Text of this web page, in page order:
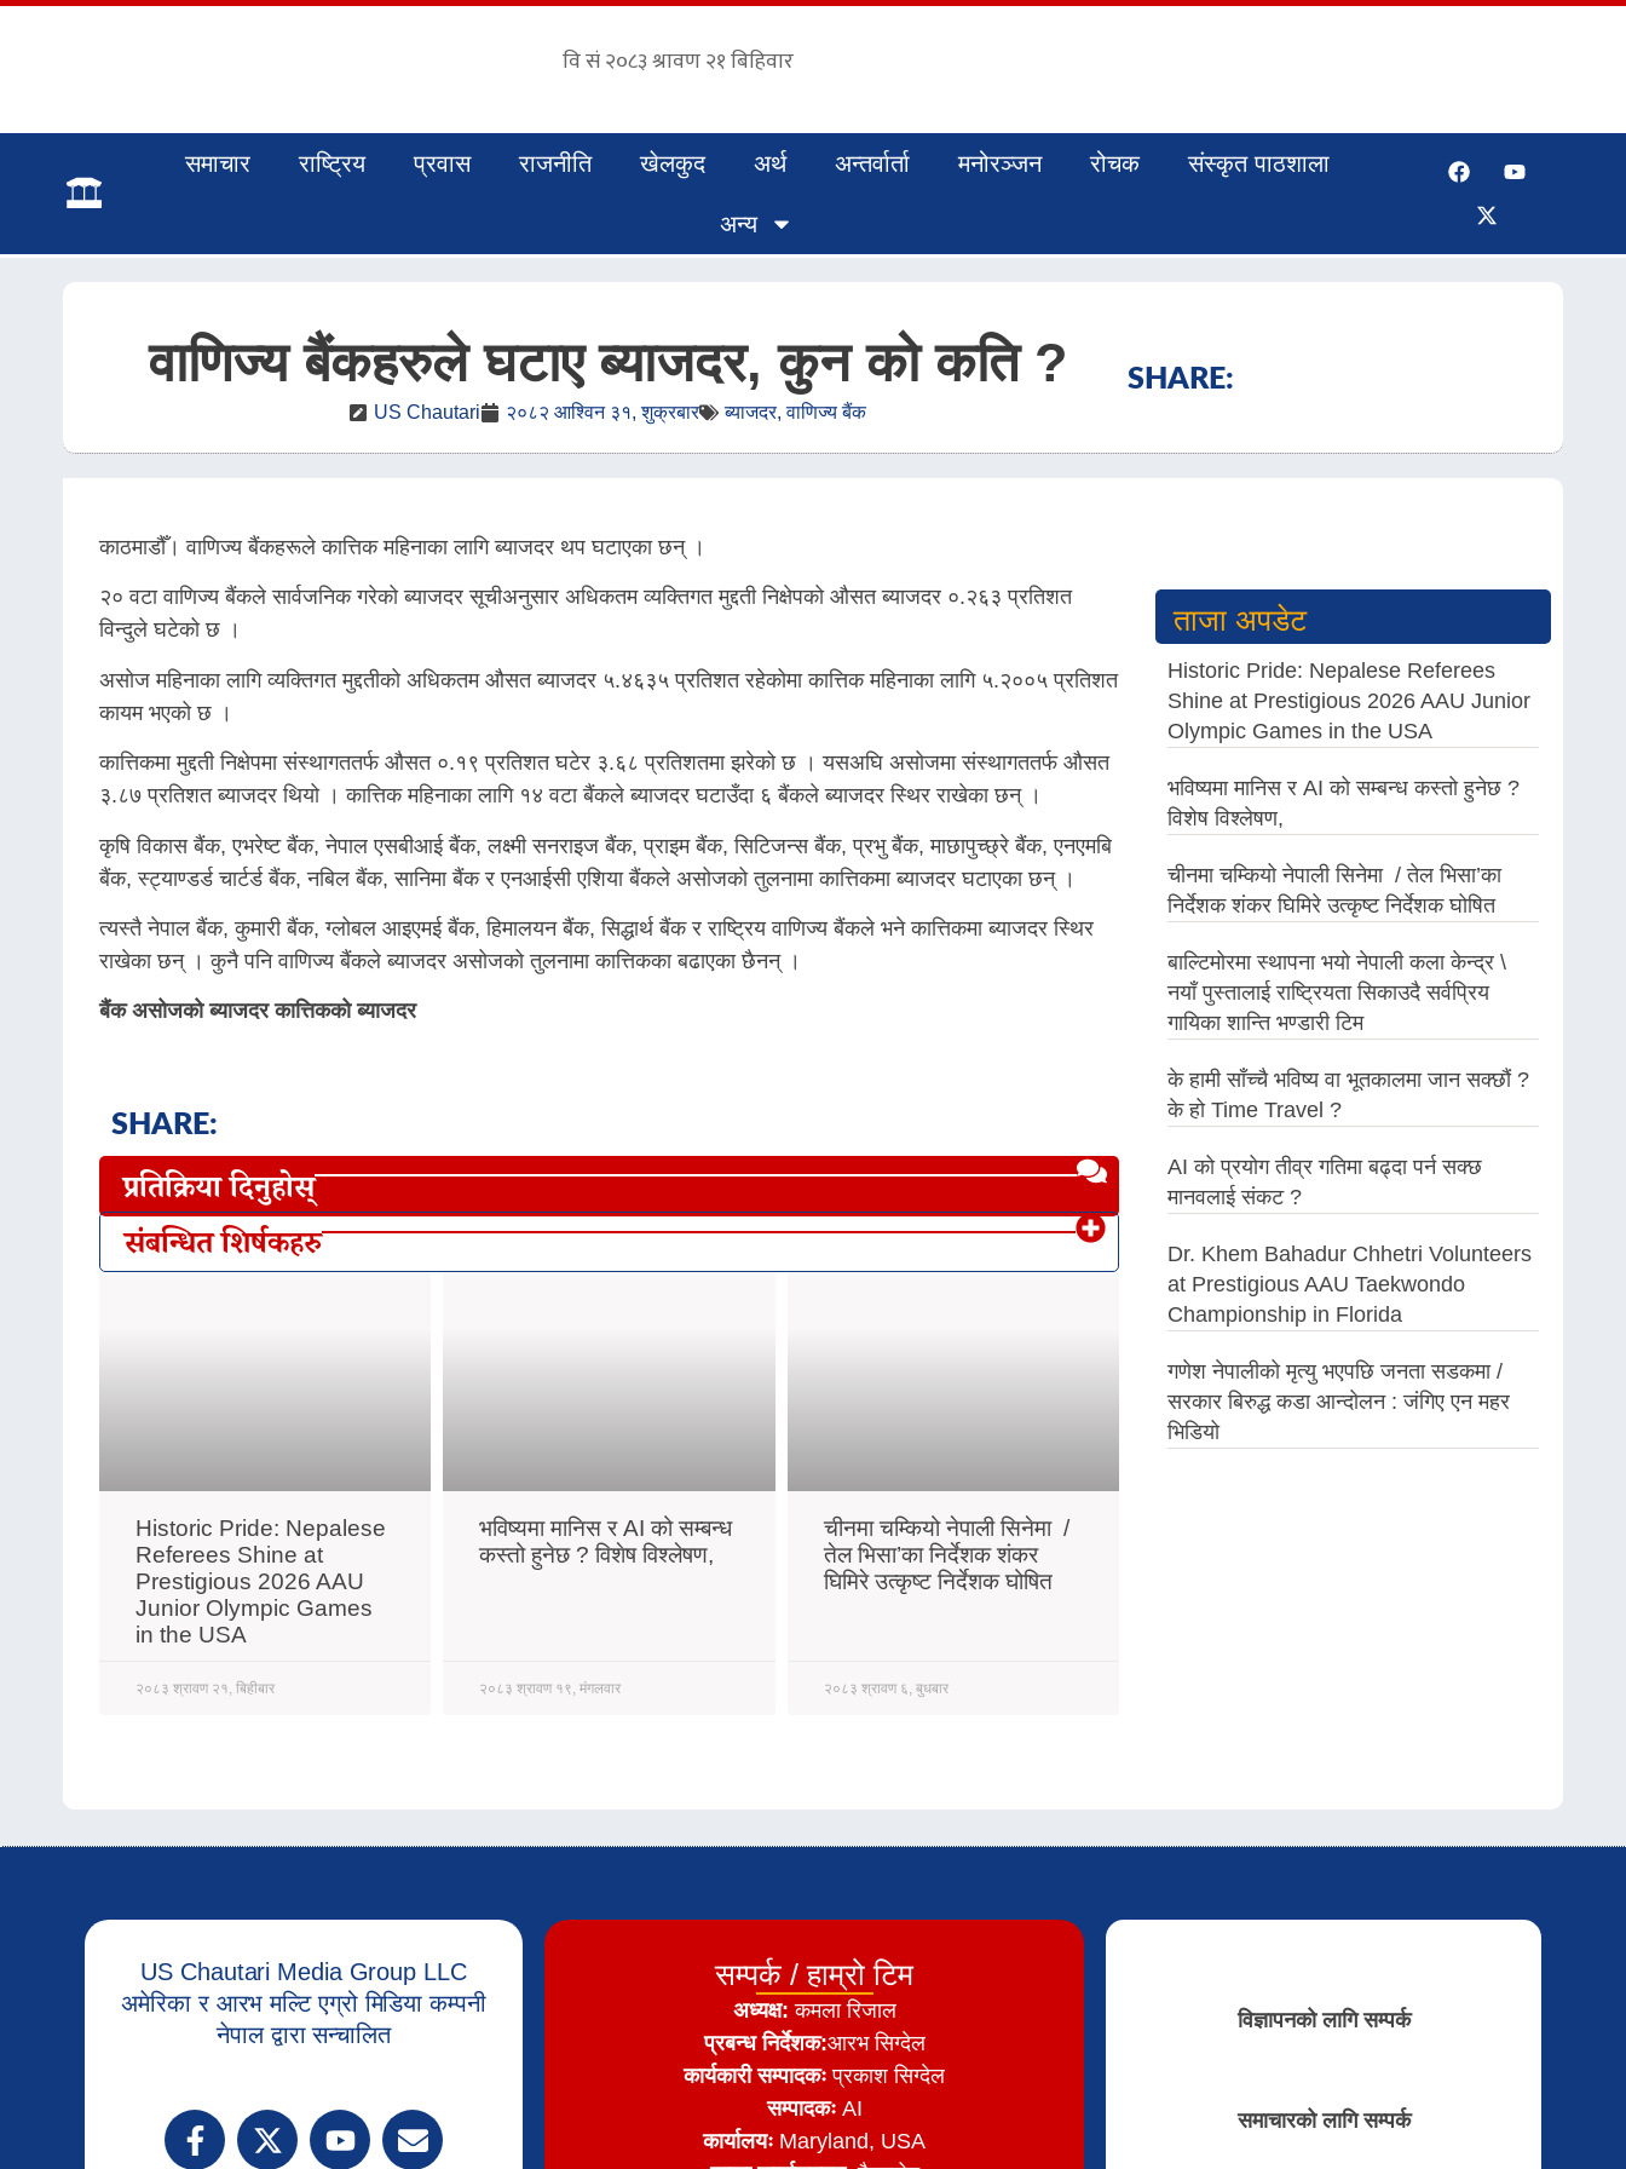
समाचार राष्ट्रिय प्रवास राजनीति खेलकुद अर्थ अन्तर्वार्ता मनोरञ्जन रोचक संस्कृत पाठशाला
अन्य
वाणिज्य बैंकहरुले घटाए ब्याजदर, कुन को कति ?
US Chautari २०८२ आश्विन ३१, शुक्रबार ब्याजदर,वाणिज्य बैंक
SHARE:
काठमाडौँ। वाणिज्य बैंकहरूले कात्तिक महिनाका लागि ब्याजदर थप घटाएका छन् ।
२० वटा वाणिज्य बैंकले सार्वजनिक गरेको ब्याजदर सूचीअनुसार अधिकतम व्यक्तिगत मुद्दती निक्षेपको औसत ब्याजदर ०.२६३ प्रतिशत
विन्दुले घटेको छ ।
असोज महिनाका लागि व्यक्तिगत मुद्दतीको अधिकतम औसत ब्याजदर ५.४६३५ प्रतिशत रहेकोमा कात्तिक महिनाका लागि ५.२००५ प्रतिशत
कायम भएको छ ।
कात्तिकमा मुद्दती निक्षेपमा संस्थागततर्फ औसत ०.१९ प्रतिशत घटेर ३.६८ प्रतिशतमा झरेको छ । यसअघि असोजमा संस्थागततर्फ औसत
३.८७ प्रतिशत ब्याजदर थियो । कात्तिक महिनाका लागि १४ वटा बैंकले ब्याजदर घटाउँदा ६ बैंकले ब्याजदर स्थिर राखेका छन् ।
कृषि विकास बैंक, एभरेष्ट बैंक, नेपाल एसबीआई बैंक, लक्ष्मी सनराइज बैंक, प्राइम बैंक, सिटिजन्स बैंक, प्रभु बैंक, माछापुच्छ्रे बैंक, एनएमबि
बैंक, स्ट्याण्डर्ड चार्टर्ड बैंक, नबिल बैंक, सानिमा बैंक र एनआईसी एशिया बैंकले असोजको तुलनामा कात्तिकमा ब्याजदर घटाएका छन् ।
त्यस्तै नेपाल बैंक, कुमारी बैंक, ग्लोबल आइएमई बैंक, हिमालयन बैंक, सिद्धार्थ बैंक र राष्ट्रिय वाणिज्य बैंकले भने कात्तिकमा ब्याजदर स्थिर
राखेका छन् । कुनै पनि वाणिज्य बैंकले ब्याजदर असोजको तुलनामा कात्तिकका बढाएका छैनन् ।
बैंक असोजको ब्याजदर कात्तिकको ब्याजदर
SHARE:
प्रतिक्रिया दिनुहोस्
संबन्धित शिर्षकहरु
Historic Pride: Nepalese
Referees Shine at
Prestigious 2026 AAU
Junior Olympic Games
in the USA
२०८३ श्रावण २१, बिहीबार
भविष्यमा मानिस र AI को सम्बन्ध
कस्तो हुनेछ ? विशेष विश्लेषण,
२०८३ श्रावण १९, मंगलवार
चीनमा चम्कियो नेपाली सिनेमा /
तेल भिसा’का निर्देशक शंकर
घिमिरे उत्कृष्ट निर्देशक घोषित
२०८३ श्रावण ६, बुधबार
ताजा अपडेट
Historic Pride: Nepalese Referees
Shine at Prestigious 2026 AAU Junior
Olympic Games in the USA
भविष्यमा मानिस र AI को सम्बन्ध कस्तो हुनेछ ?
विशेष विश्लेषण,
चीनमा चम्कियो नेपाली सिनेमा / तेल भिसा’का
निर्देशक शंकर घिमिरे उत्कृष्ट निर्देशक घोषित
बाल्टिमोरमा स्थापना भयो नेपाली कला केन्द्र \
नयाँ पुस्तालाई राष्ट्रियता सिकाउदै सर्वप्रिय
गायिका शान्ति भण्डारी टिम
के हामी साँच्चै भविष्य वा भूतकालमा जान सक्छौं ?
के हो Time Travel ?
AI को प्रयोग तीव्र गतिमा बढ्दा पर्न सक्छ
मानवलाई संकट ?
Dr. Khem Bahadur Chhetri Volunteers
at Prestigious AAU Taekwondo
Championship in Florida
गणेश नेपालीको मृत्यु भएपछि जनता सडकमा /
सरकार बिरुद्ध कडा आन्दोलन : जंगिए एन महर
भिडियो
US Chautari Media Group LLC
अमेरिका र आरभ मल्टि एग्रो मिडिया कम्पनी
नेपाल द्वारा सन्चालित
सम्पर्क / हाम्रो टिम
अध्यक्ष:कमला रिजाल
प्रबन्ध निर्देशक:आरभ सिग्देल
कार्यकारी सम्पादकः प्रकाश सिग्देल
सम्पादकःAI
कार्यालयः Maryland, USA
विज्ञापनको लागि सम्पर्क
समाचारको लागि सम्पर्क